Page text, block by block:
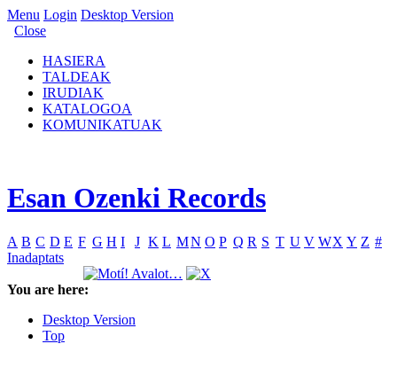
Menu Login Desktop Version
Close
HASIERA
TALDEAK
IRUDIAK
KATALOGOA
KOMUNIKATUAK
Esan Ozenki Records
A B C D E F G H I J K L MN O P Q R S T U V WX Y Z #
Inadaptats
You are here:
Desktop Version
Top